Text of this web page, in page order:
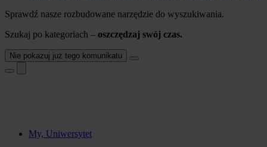
Sprawdź nasze rozbudowane narzędzie do wyszukiwania.
Szukaj po kategoriach – oszczędzaj swój czas.
Nie pokazuj już tego komunikatu
My, Uniwersytet